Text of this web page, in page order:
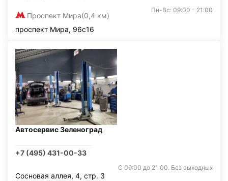
Проспект Мира(0,4 км)
Пн-Вс: 09:00 - 21:00
проспект Мира, 96с16
Автосервис Зеленоград
+7 (495) 431-00-33
С 09:00 до 21:00. Без выходных
Сосновая аллея, 4, стр. 3